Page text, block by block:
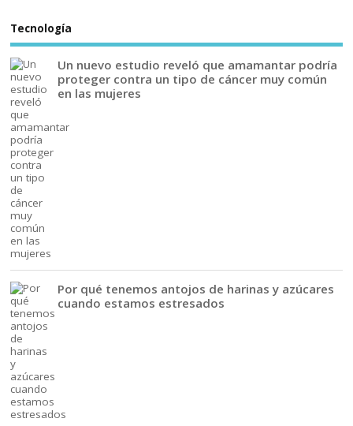
Tecnología
Un nuevo estudio reveló que amamantar podría
proteger contra un tipo de cáncer muy común
en las mujeres
Por qué tenemos antojos de harinas y azúcares
cuando estamos estresados